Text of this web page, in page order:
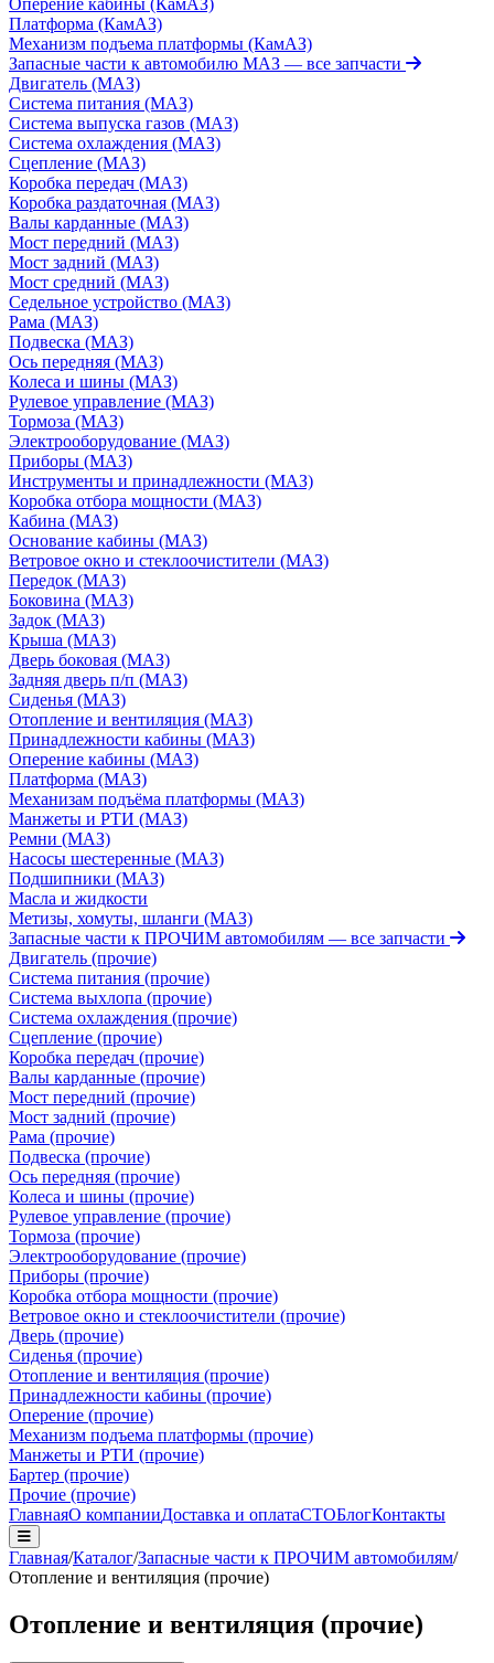
Оперение кабины (КамАЗ)
Платформа (КамАЗ)
Механизм подъема платформы (КамАЗ)
Запасные части к автомобилю МАЗ — все запчасти
Двигатель (МАЗ)
Система питания (МАЗ)
Система выпуска газов (МАЗ)
Система охлаждения (МАЗ)
Сцепление (МАЗ)
Коробка передач (МАЗ)
Коробка раздаточная (МАЗ)
Валы карданные (МАЗ)
Мост передний (МАЗ)
Мост задний (МАЗ)
Мост средний (МАЗ)
Седельное устройство (МАЗ)
Рама (МАЗ)
Подвеска (МАЗ)
Ось передняя (МАЗ)
Колеса и шины (МАЗ)
Рулевое управление (МАЗ)
Тормоза (МАЗ)
Электрооборудование (МАЗ)
Приборы (МАЗ)
Инструменты и принадлежности (МАЗ)
Коробка отбора мощности (МАЗ)
Кабина (МАЗ)
Основание кабины (МАЗ)
Ветровое окно и стеклоочистители (МАЗ)
Передок (МАЗ)
Боковина (МАЗ)
Задок (МАЗ)
Крыша (МАЗ)
Дверь боковая (МАЗ)
Задняя дверь п/п (МАЗ)
Сиденья (МАЗ)
Отопление и вентиляция (МАЗ)
Принадлежности кабины (МАЗ)
Оперение кабины (МАЗ)
Платформа (МАЗ)
Механизам подъёма платформы (МАЗ)
Манжеты и РТИ (МАЗ)
Ремни (МАЗ)
Насосы шестеренные (МАЗ)
Подшипники (МАЗ)
Масла и жидкости
Метизы, хомуты, шланги (МАЗ)
Запасные части к ПРОЧИМ автомобилям — все запчасти
Двигатель (прочие)
Система питания (прочие)
Система выхлопа (прочие)
Система охлаждения (прочие)
Сцепление (прочие)
Коробка передач (прочие)
Валы карданные (прочие)
Мост передний (прочие)
Мост задний (прочие)
Рама (прочие)
Подвеска (прочие)
Ось передняя (прочие)
Колеса и шины (прочие)
Рулевое управление (прочие)
Тормоза (прочие)
Электрооборудование (прочие)
Приборы (прочие)
Коробка отбора мощности (прочие)
Ветровое окно и стеклоочистители (прочие)
Дверь (прочие)
Сиденья (прочие)
Отопление и вентиляция (прочие)
Принадлежности кабины (прочие)
Оперение (прочие)
Механизм подъема платформы (прочие)
Манжеты и РТИ (прочие)
Бартер (прочие)
Прочие (прочие)
ГлавнаяО компанииДоставка и оплатаСТОБлогКонтакты
Главная/Каталог/Запасные части к ПРОЧИМ автомобилям/
Отопление и вентиляция (прочие)
Отопление и вентиляция (прочие)